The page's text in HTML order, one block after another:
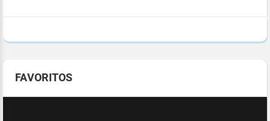
FAVORITOS